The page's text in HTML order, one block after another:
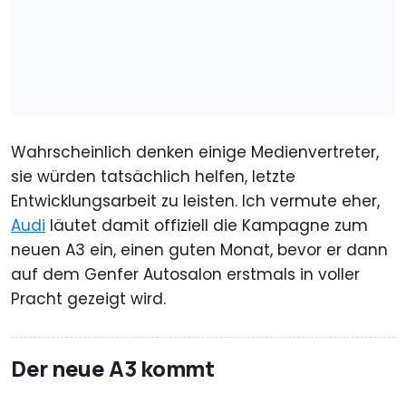
Wahrscheinlich denken einige Medienvertreter,
sie würden tatsächlich helfen, letzte
Entwicklungsarbeit zu leisten. Ich vermute eher,
Audi läutet damit offiziell die Kampagne zum
neuen A3 ein, einen guten Monat, bevor er dann
auf dem Genfer Autosalon erstmals in voller
Pracht gezeigt wird.
Der neue A3 kommt